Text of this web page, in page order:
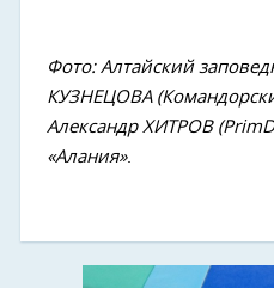
Фото: Алтайский
КУЗНЕЦОВА
Александр ХИТРОВ
«Алания».